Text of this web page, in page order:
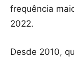
frequência
2022.
Desde 2010,